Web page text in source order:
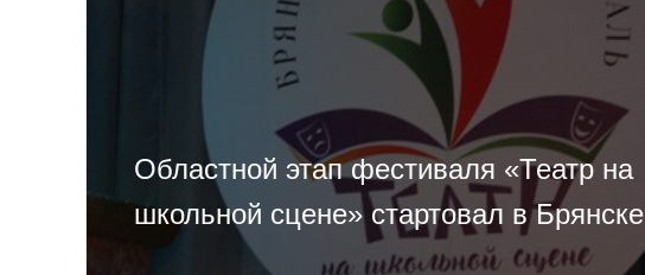
Областной этап фестиваля «Театр на
школьной сцене» стартовал в Брянске